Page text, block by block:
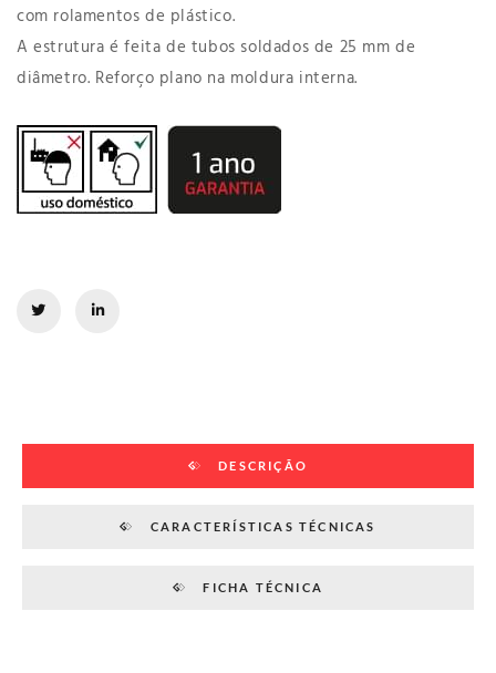
com rolamentos de plástico.
A estrutura é feita de tubos soldados de 25 mm de
diâmetro. Reforço plano na moldura interna.
DESCRIÇÃO
CARACTERÍSTICAS TÉCNICAS
FICHA TÉCNICA